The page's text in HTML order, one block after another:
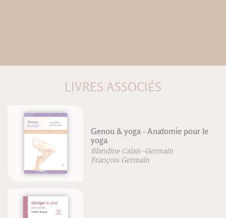
LIVRES ASSOCIÉS
Genou & yoga - Anatomie pour le
yoga
Blandine Calais-Germain
François Germain